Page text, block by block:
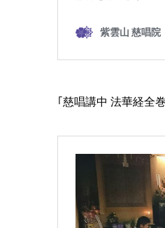
｢慈唱講中 法華経全